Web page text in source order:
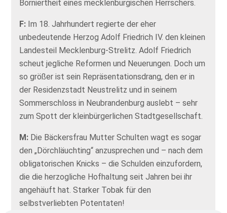
Borniertheit eines mecklenburgischen Herrschers.
F: Im 18. Jahrhundert regierte der eher
unbedeutende Herzog Adolf Friedrich IV. den kleinen
Landesteil Mecklenburg-Strelitz. Adolf Friedrich
scheut jegliche Reformen und Neuerungen. Doch um
so größer ist sein Repräsentationsdrang, den er in
der Residenzstadt Neustrelitz und in seinem
Sommerschloss in Neubrandenburg auslebt – sehr
zum Spott der kleinbürgerlichen Stadtgesellschaft.
M: Die Bäckersfrau Mutter Schulten wagt es sogar
den „Dörchläuchting“ anzusprechen und – nach dem
obligatorischen Knicks – die Schulden einzufordern,
die die herzogliche Hofhaltung seit Jahren bei ihr
angehäuft hat. Starker Tobak für den
selbstverliebten Potentaten!